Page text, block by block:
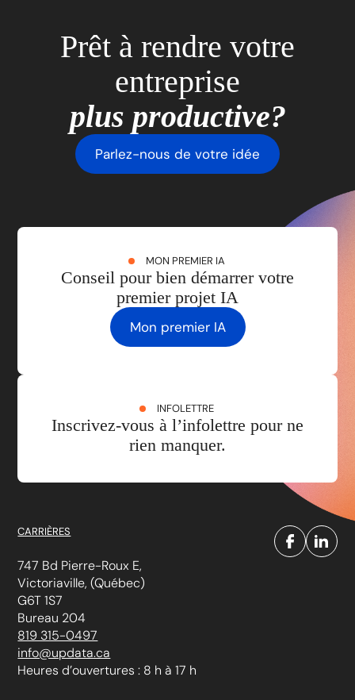
Prêt à rendre votre
entreprise
plus productive?
Parlez-nous de votre idée
MON PREMIER IA
Conseil pour bien démarrer votre
premier projet IA
Mon premier IA
INFOLETTRE
Inscrivez-vous à l’infolettre pour ne
rien manquer.
CARRIÈRES
747 Bd Pierre-Roux E,
Victoriaville, (Québec)
G6T 1S7
Bureau 204
819 315-0497
info@updata.ca
Heures d’ouvertures : 8 h à 17 h